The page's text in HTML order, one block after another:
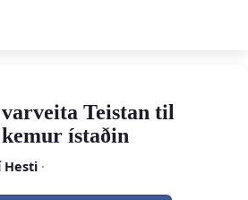
Teistan til
ístaðin
Hesti·